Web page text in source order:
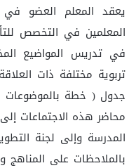
يعقد المعلم العضو
المعلمين في التخصص
في تدريس المواضيع
تربوية مختلفة ذات
جدول ( خطة بالموضوعات
محاضر هذه الاجتماعات
المدرسة وإلى لجنة
بالملاحظات على المناهج